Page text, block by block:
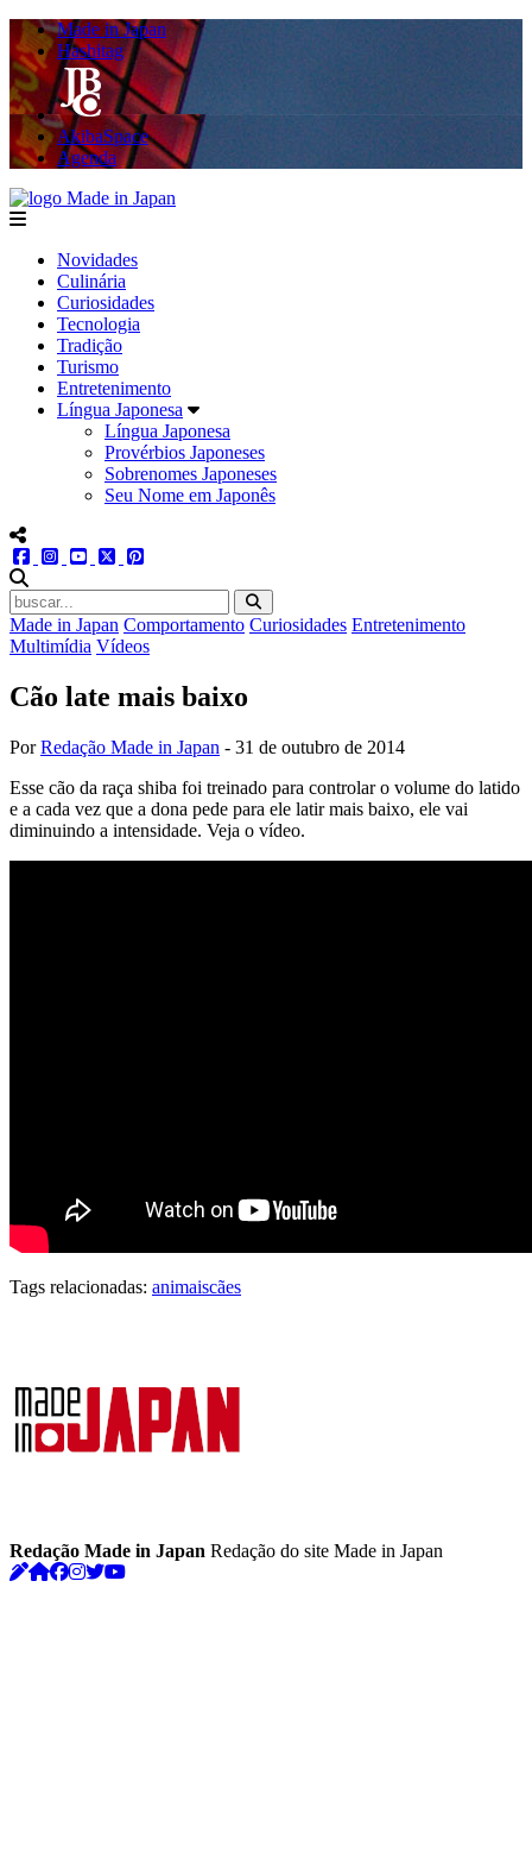
Made in Japan
Hashitag
AkibaSpace
Agenda
menu
Novidades
Culinária
Curiosidades
Tecnologia
Tradição
Turismo
Entretenimento
Língua Japonesa
Língua Japonesa
Provérbios Japoneses
Sobrenomes Japoneses
Seu Nome em Japonês
menu redes social
facebookinstagram
youtube
twitter
Made in Japan Comportamento Curiosidades Entretenimento
Multimídia Vídeos
Cão late mais baixo
PorRedação Made in Japan - 31 de outubro de 2014
Esse cão da raça shiba foi treinado para controlar o volume do latido
e a cada vez que a dona pede para ele latir mais baixo, ele vai
diminuindo a intensidade. Veja o vídeo.
Tags relacionadas: animaiscães
Redação Made in Japan Redação do site Made in Japan